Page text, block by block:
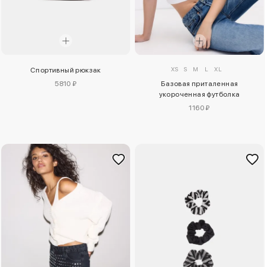
Спортивный рюкзак
5810 ₽
XS S M L XL
Базовая приталенная
укороченная футболка
1160 ₽